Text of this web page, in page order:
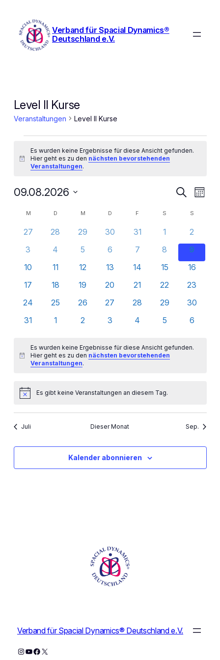
Verband für Spacial Dynamics®
Deutschland e.V.
Level II Kurse
Veranstaltungen Level II Kurse
Hinweis
Es wurden keine Ergebnisse für diese Ansicht gefunden.
Hier geht es zu den nächsten bevorstehenden
Veranstaltungen.
Suche
SucheMonat
09.08.2026
wählen.
Kalender
von
Veranstaltungen
M MONTAGD DIENSTAG
M MITTWOCH
D DONNERSTAG
F S SAMSTAG
S
0
27
0
28
0
29
0
30
0
Veranstaltungen
31
0
Veranstaltungen
1
0
2
0
3
0
4
0
5
0
6
0
Veranstaltungen
7
0
Veranstaltungen
8
0
9
0
10
0
11
0
12
0
13
0
14
0
15
0
16
0
17
0
18
0
19
0
20
0
21
0
22
0
23
0
24
0
25
0
26
0
27
0
28
0
29
0
30
0
31
0
1
0
2
0
3
0
4
0
5
0
6
Hinweis
Es wurden keine Ergebnisse für diese Ansicht gefunden.
Hier geht es zu den nächsten bevorstehenden
Veranstaltungen.
HinweisEs gibt keine Veranstaltungen an diesem Tag.
Juli Dieser Monat Sep.
Kalender abonnieren
Verband für Spacial Dynamics® Deutschland e.V.
Instagram
YouTube
Facebook
X